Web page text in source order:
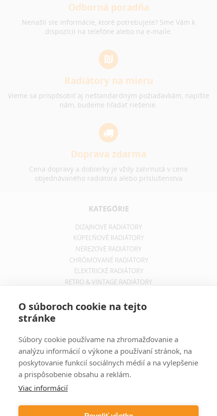
Odborná poradňa
Nenašli ste informácie, ktoré potrebujete? Sme Vám k
dispozícii na telefóne alebo na e-maile.
Radiátory na mieru
Vieme sa prispôsobiť aj neštandardným požiadavkám, napíšte
nám, budeme hľadať riešenie.
Doprava zdarma
Cena dopravy a dobierky je vždy zahrnutá v cene
objednávaného radiátora alebo príslušenstva
KATEGÓRIE
DIZAJNOVÉ RADIÁTORY
KÚPEĽŇOVÉ RADIÁTORY
NEREZOVÉ RADIÁTORY
CHRÓMOVANÉ RADIÁTORY
ELEKTRICKÉ RADIÁTORY
RETRO & VINTAGE RADIÁTORY
INFORMÁCIE O DOPRAVE
OCHRANA SÚKROMIA
Zadajte svoju e-mailovú adresu a budete vždy informovaný o
aktuálnych akciách, novinkách a zľavách z našej ponuky dizajnových
O súboroch cookie na tejto
stránke
Súbory cookie používame na zhromažďovanie a
analýzu informácií o výkone a používaní stránok, na
poskytovanie funkcií sociálnych médií a na vylepšenie
a prispôsobenie obsahu a reklám.
Viac informácií